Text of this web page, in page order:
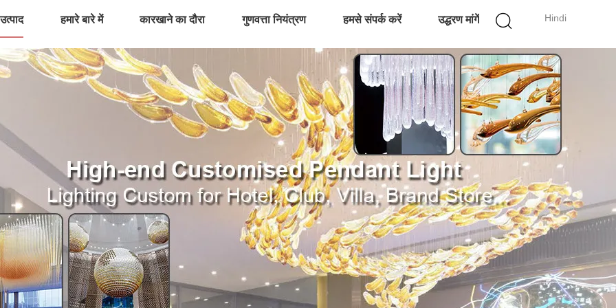
Hindi
उत्पाद हमारे बारे में कारखाने का दौरा गुणवत्ता नियंत्रण हमसे संपर्क करें उद्धरण मांगें